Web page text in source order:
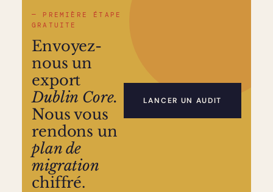
— PREMIÈRE ÉTAPE
GRATUITE
Envoyez-
nous un
export
Dublin Core.
Nous vous
rendons un
plan de
migration
chiffré.
LANCER UN AUDIT